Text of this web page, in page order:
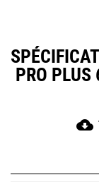
PRO
cloud_download